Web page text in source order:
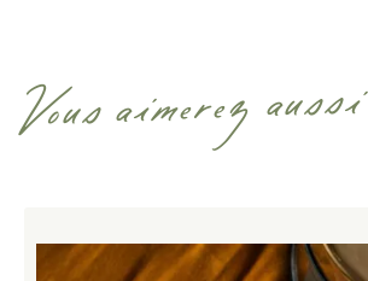
Vous aimerez aussi